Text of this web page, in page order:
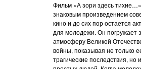
Фильм «А зори здесь
знаковым произведением
кино и до сих пор остается
для молодежи. Он погружает
атмосферу Великой
войны, показывая не только
трагические последствия, но